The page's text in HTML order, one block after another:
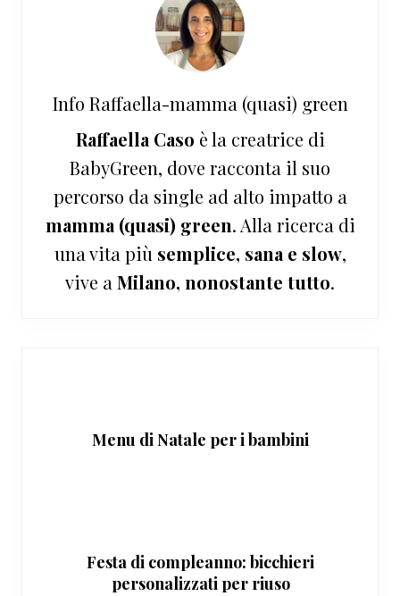
Info Raffaella-mamma (quasi) green
Raffaella Caso è la creatrice di
BabyGreen, dove racconta il suo
percorso da single ad alto impatto a
mamma (quasi) green. Alla ricerca di
una vita più semplice, sana e slow,
vive a Milano, nonostante tutto.
Menu di Natale per i bambini
Festa di compleanno: bicchieri
personalizzati per riuso